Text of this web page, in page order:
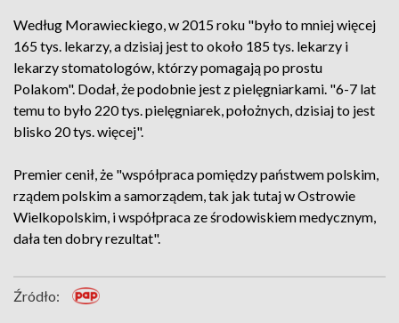
Według Morawieckiego, w 2015 roku "było to mniej więcej
165 tys. lekarzy, a dzisiaj jest to około 185 tys. lekarzy i
lekarzy stomatologów, którzy pomagają po prostu
Polakom". Dodał, że podobnie jest z pielęgniarkami. "6-7 lat
temu to było 220 tys. pielęgniarek, położnych, dzisiaj to jest
blisko 20 tys. więcej".
Premier cenił, że "współpraca pomiędzy państwem polskim,
rządem polskim a samorządem, tak jak tutaj w Ostrowie
Wielkopolskim, i współpraca ze środowiskiem medycznym,
dała ten dobry rezultat".
Źródło: